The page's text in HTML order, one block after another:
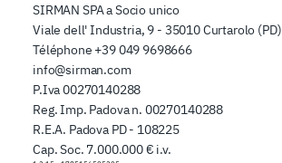
SIRMAN SPA a Socio unico
Viale dell' Industria, 9 - 35010 Curtarolo (PD)
Téléphone +39 049 9698666
info@sirman.com
P.Iva 00270140288
Reg. Imp. Padova n. 00270140288
R.E.A. Padova PD - 108225
Cap. Soc. 7.000.000 € i.v.